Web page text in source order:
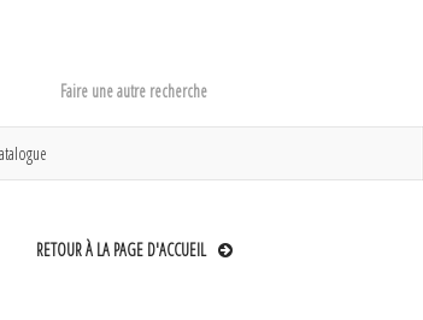
Faire une autre recherche
RETOUR À LA PAGE D'ACCUEIL